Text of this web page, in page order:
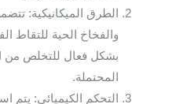
الطرق الميكانيكية:
والفخاخ الحية للتقاط
بشكل فعال للتخلص من
المحتملة.
التحكم الكيميائي: